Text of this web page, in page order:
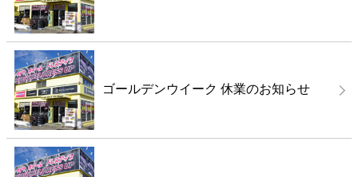
ゴールデンウイーク 休業のお知らせ